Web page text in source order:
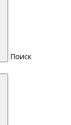
Поиск